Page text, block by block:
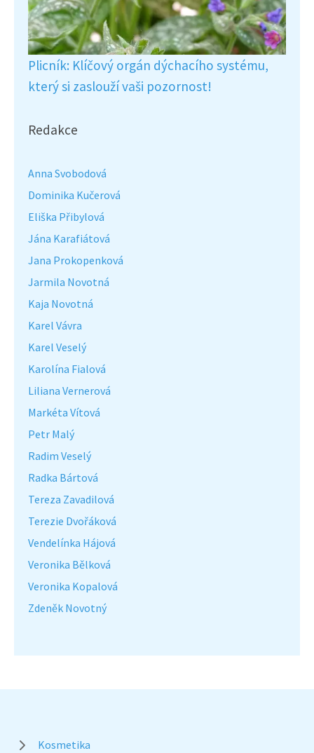
Plicník: Klíčový orgán dýchacího systému,
který si zaslouží vaši pozornost!
Redakce
Anna Svobodová
Dominika Kučerová
Eliška Přibylová
Jána Karafiátová
Jana Prokopenková
Jarmila Novotná
Kaja Novotná
Karel Vávra
Karel Veselý
Karolína Fialová
Liliana Vernerová
Markéta Vítová
Petr Malý
Radim Veselý
Radka Bártová
Tereza Zavadilová
Terezie Dvořáková
Vendelínka Hájová
Veronika Bělková
Veronika Kopalová
Zdeněk Novotný
Kosmetika